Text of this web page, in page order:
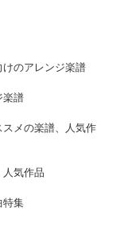
のアレンジ楽譜
楽譜
メの楽譜、人気作
人気作品
特集